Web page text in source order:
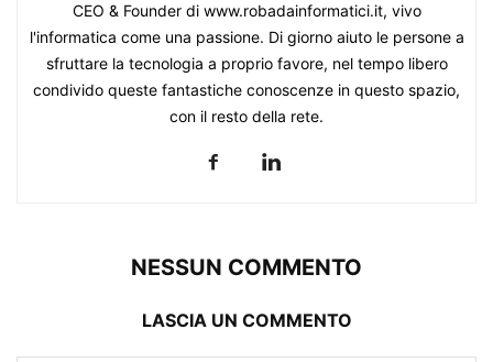
CEO & Founder di www.robadainformatici.it, vivo
l'informatica come una passione. Di giorno aiuto le persone a
sfruttare la tecnologia a proprio favore, nel tempo libero
condivido queste fantastiche conoscenze in questo spazio,
con il resto della rete.
NESSUN COMMENTO
LASCIA UN COMMENTO